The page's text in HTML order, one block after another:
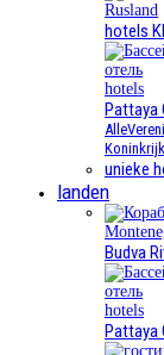
Rusland
hotels
hotels
Pattaya
Alle
Koninkrijk
unieke
landen
Budva
hotels
Pattaya